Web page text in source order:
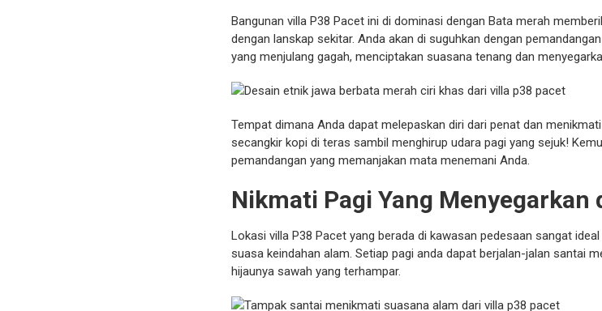
Bangunan villa P38 Pacet ini di dominasi dengan Bata merah
dengan lanskap sekitar. Anda akan di suguhkan dengan
yang menjulang gagah, menciptakan suasana tenang dan
Tempat dimana Anda dapat melepaskan diri dari penat dan
secangkir kopi di teras sambil menghirup udara pagi yang sejuk!
pemandangan yang memanjakan mata menemani Anda.
Nikmati Pagi Yang Menyegarkan
Lokasi villa P38 Pacet yang berada di kawasan pedesaan sangat
suasa keindahan alam. Setiap pagi anda dapat berjalan-jalan santai
hijaunya sawah yang terhampar.